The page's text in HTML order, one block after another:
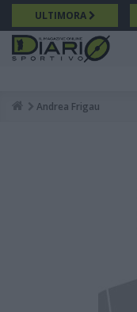
Salta
al
contenuto
principale
ULTIMORA
Breadcrumb
Andrea Frigau